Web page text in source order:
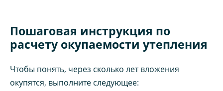
Пошаговая инструкция по
расчету окупаемости утепления
Чтобы понять, через сколько лет вложения
окупятся, выполните следующее: